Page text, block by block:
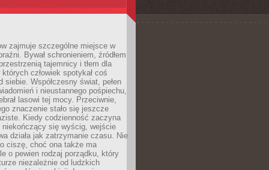
zajmuje szczególne miejsce w
Bywał schronieniem, źródłem
tajemnicy i tłem dla
człowiek spotykał coś
siebie. Współczesny świat, pełen
i nieustannego pośpiechu,
lasowi tej mocy. Przeciwnie,
znaczenie stało się jeszcze
Kiedy codzienność zaczyna
niekończący się wyścig, wejście
działa jak zatrzymanie czasu. Nie
ciszę, choć ona także ma
o pewien rodzaj porządku, który
niezależnie od ludzkich